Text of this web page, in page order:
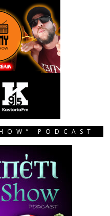
PODCAST